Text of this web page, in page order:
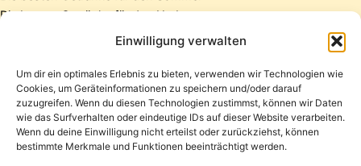
Einwilligung verwalten
Um dir ein optimales Erlebnis zu bieten, verwenden wir Technologien wie
Cookies, um Geräteinformationen zu speichern und/oder darauf
zuzugreifen. Wenn du diesen Technologien zustimmst, können wir Daten
wie das Surfverhalten oder eindeutige IDs auf dieser Website verarbeiten.
Wenn du deine Einwilligung nicht erteilst oder zurückziehst, können
bestimmte Merkmale und Funktionen beeinträchtigt werden.
Die besten Getränke für den Herbst
Die besten Getränke für den Winter
Startseite
Presse
Kontakt / Support
Datenschutzerklärung